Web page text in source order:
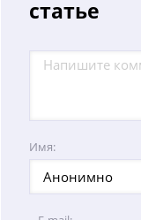
статье
Имя: